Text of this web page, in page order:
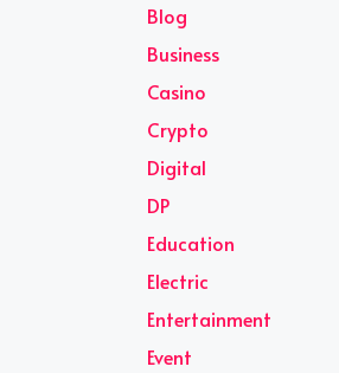
Blog
Business
Casino
Crypto
Digital
DP
Education
Electric
Entertainment
Event